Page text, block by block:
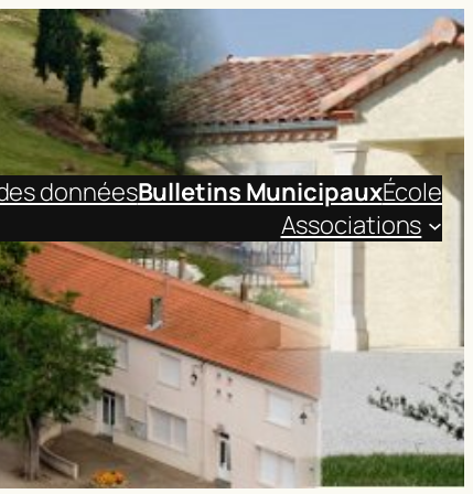
donnéesBulletins MunicipauxÉcole
Associations